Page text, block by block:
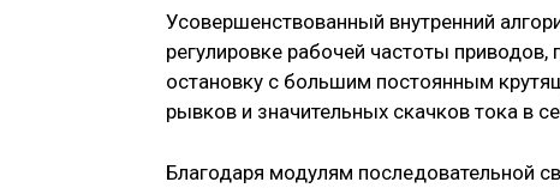
Усовершенствованный внутренний
регулировке рабочей частоты
остановку с большим постоянным
рывков и значительных скачков тока в
Благодаря модулям последовательной